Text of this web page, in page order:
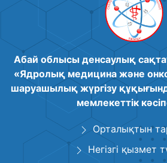
Абай облысы денсаулық
«Ядролық медицина және
шаруашылық жүргізу
мемлекеттік
Орталықтын
Негізгі қызмет